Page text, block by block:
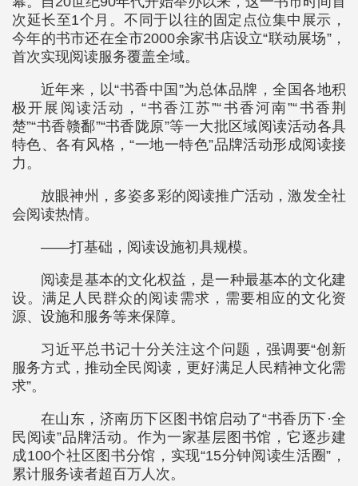
次延长至1个月。不同于以往的固定点位集中展示，
今年的书市还在全市2000余家书店设立“联动展场”，
首次实现阅读服务覆盖全域。
近年来，以“书香中国”为总体品牌，全国各地积
极开展阅读活动，“书香江苏”“书香河南”“书香荆
楚”“书香赣鄱”“书香陇原”等一大批区域阅读活动各具
特色、各有风格，“一地一特色”品牌活动形成阅读接
力。
放眼神州，多姿多彩的阅读推广活动，激发全社
会阅读热情。
——打基础，阅读设施初具规模。
阅读是基本的文化权益，是一种最基本的文化建
设。满足人民群众的阅读需求，需要相应的文化资
源、设施和服务等来保障。
习近平总书记十分关注这个问题，强调要“创新
服务方式，推动全民阅读，更好满足人民精神文化需
求”。
在山东，济南历下区图书馆启动了“书香历下·全
民阅读”品牌活动。作为一家基层图书馆，它逐步建
成100个社区图书分馆，实现“15分钟阅读生活圈”，
累计服务读者超百万人次。